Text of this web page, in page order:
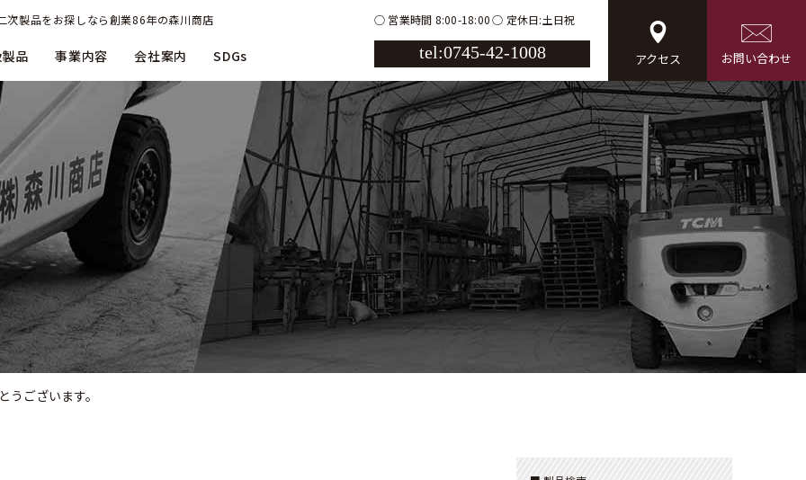
次製品をお探しなら創業86年の森川商店
品 事業内容 会社案内 SDGs
営業時間 8:00-18:00 定休日:土日祝
tel:0745-42-1008 アクセス お問い合わせ
うございます。